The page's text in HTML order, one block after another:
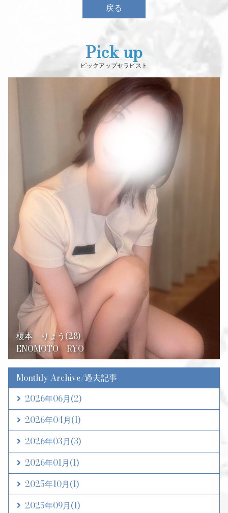
戻る
Pick up
ピックアップセラピスト
榎本 りょう(28)
ENOMOTO RYO
Monthly Archive/過去記事
2026年06月(2)
2026年04月(1)
2026年03月(3)
2026年01月(1)
2025年10月(1)
2025年09月(1)